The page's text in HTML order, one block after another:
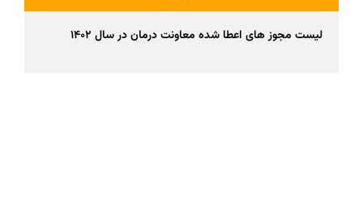
لیست مجوز های اعطا شده معاونت درمان در سال 1402